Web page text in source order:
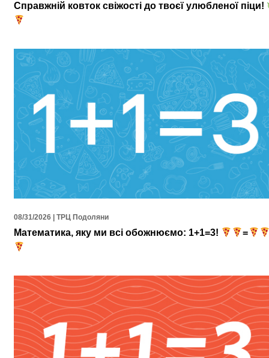
Справжній ковток свіжості до твоєї улюбленої піци!
08/31/2026 | ТРЦ Подоляни
Математика, яку ми всі обожнюємо: 1+1=3! =